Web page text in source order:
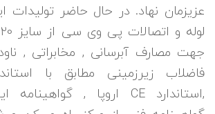
عزیزمان نهاد. در حال حاضر
جهت مصارف آبرسانی , مخابراتی ,
فاضلاب زیرزمینی مطابق با